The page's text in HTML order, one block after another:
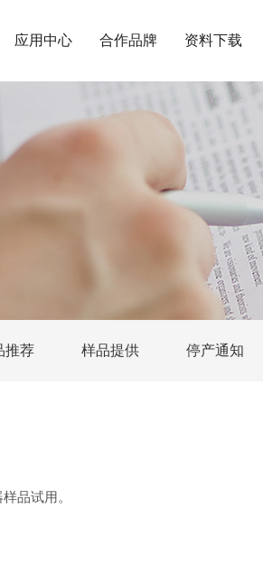
应用中心 合作品牌 资料下载
推荐 样品提供 停产通知
品试用。